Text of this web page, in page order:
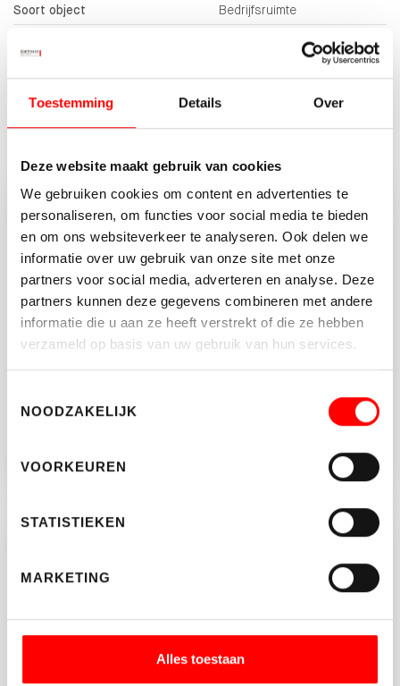
Toestemming Details Over
Deze website maakt gebruik van cookies
We gebruiken cookies om content en advertenties te
personaliseren, om functies voor social media te bieden
en om ons websiteverkeer te analyseren. Ook delen we
informatie over uw gebruik van onze site met onze
partners voor social media, adverteren en analyse. Deze
partners kunnen deze gegevens combineren met andere
informatie die u aan ze heeft verstrekt of die ze hebben
verzameld op basis van uw gebruik van hun services.
NOODZAKELIJK
VOORKEUREN
STATISTIEKEN
MARKETING
Alles toestaan
Soort object
Bedrijfsruimte
MEER KENMERKEN
Vragen of opmerkingen?
Neem vrijblijvend contact op met Jeroen van
der Wal.
030-662 22 55
BEDRIJVEN@WALTMANN.NL
Vul onderstaande gegeven in en download de